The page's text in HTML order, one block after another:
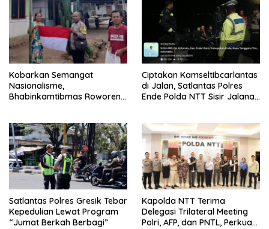
Kobarkan Semangat
Nasionalisme,
Bhabinkamtibmas Roworena
Ciptakan Kamseltibcarlantas
di Jalan, Satlantas Polres
Ende Polda NTT Sisir Jalanan
Satlantas Polres Gresik Tebar
Kepedulian Lewat Program
“Jumat Berkah Berbagi”
Kapolda NTT Terima
Delegasi Trilateral Meeting
Polri, AFP, dan PNTL, Perkuat